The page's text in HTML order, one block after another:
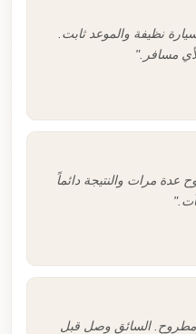
نظيفة والموعد ثابت.
مسافر."
مرات والنتيجة دائماً
السائق وصل قبل